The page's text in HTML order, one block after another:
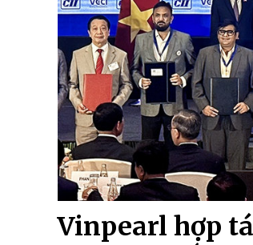
Vinpearl hợp